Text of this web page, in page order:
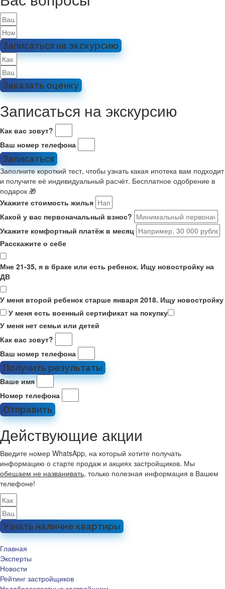
Записаться на экскурсию
Заказать оценку
Записаться на экскурсию
Как вас зовут?
Ваш номер телефона
Записаться
Заполните короткий тест, чтобы узнать какая ипотека вам подходит
и получите её индивидуальный расчёт. Бесплатное одобрение в
подарок 🎁
Укажите стоимость жилья
Какой у вас первоначальный взнос?
Укажите комфортный платёж в месяц
Расскажите о себе
Мне 21-35, я в браке или есть ребенок. Ищу новостройку на
ДВ
У меня второй ребенок старше января 2018. Ищу новостройку
У меня есть военный сертификат на покупку
У меня нет семьи или детей
Как вас зовут?
Ваш номер телефона
Получить результаты
Ваше имя
Номер телефона
Отправить
Действующие акции
Введите номер WhatsApp, на который хотите получать
информацию о старте продаж и акциях застройщиков. Мы
обещаем не названивать, только полезная информация в Вашем
телефоне!
Узнать наличие квартиры
Главная
Эксперты
Новости
Рейтинг застройщиков